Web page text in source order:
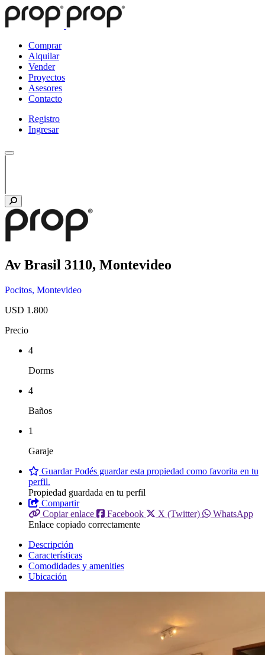
Comprar
Alquilar
Vender
Proyectos
Asesores
Contacto
Registro
Ingresar
Av Brasil 3110, Montevideo
Pocitos, Montevideo
USD 1.800
Precio
4
Dorms
4
Baños
1
Garaje
GuardarPodés guardar esta propiedad como favorita en tu
perfil.
Propiedad guardada en tu perfil
Compartir
Copiar enlace
Facebook X (Twitter)
WhatsApp
Enlace copiado correctamente
Descripción
Características
Comodidades y amenities
Ubicación